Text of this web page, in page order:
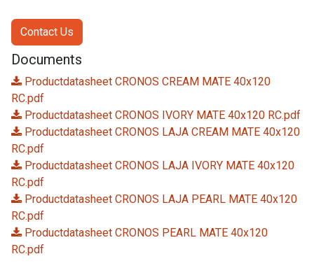
Contact Us
Documents
Productdatasheet CRONOS CREAM MATE 40x120
RC.pdf
Productdatasheet CRONOS IVORY MATE 40x120 RC.pdf
Productdatasheet CRONOS LAJA CREAM MATE 40x120
RC.pdf
Productdatasheet CRONOS LAJA IVORY MATE 40x120
RC.pdf
Productdatasheet CRONOS LAJA PEARL MATE 40x120
RC.pdf
Productdatasheet CRONOS PEARL MATE 40x120
RC.pdf